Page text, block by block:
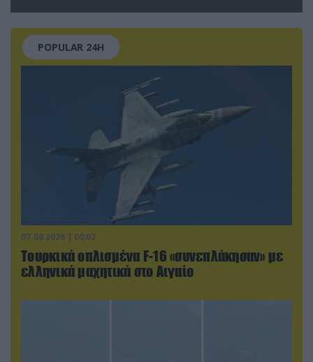
POPULAR 24H
07.08.2026 | 00:02
Τουρκικά οπλισμένα F-16 «συνεπλάκησαν» με
ελληνικά μαχητικά στο Αιγαίο